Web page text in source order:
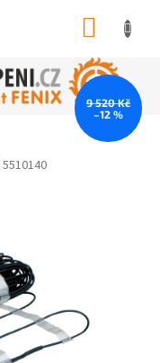
5510140
9 520 Kč
–12 %